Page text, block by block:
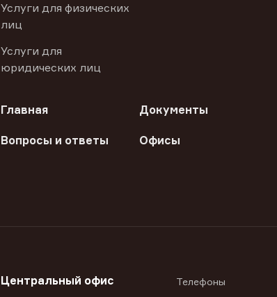
Услуги для физических
лиц
Услуги для
юридических лиц
Главная Документы
Вопросы и ответы Офисы
Центральный офис Телефоны